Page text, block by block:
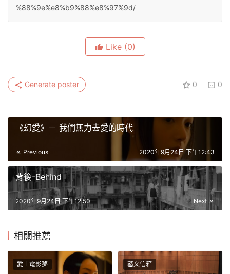
%88%9e%e8%b9%88%e8%97%9d/
Like (0)
0 0
Generate poster
《幻愛》－ 我們無力去愛的時代
Previous 2020年9月24日 下午12:43
背後-Behind
Next
2020年9月24日 下午12:50
相關推薦
愛上電影夢 藝文信箱